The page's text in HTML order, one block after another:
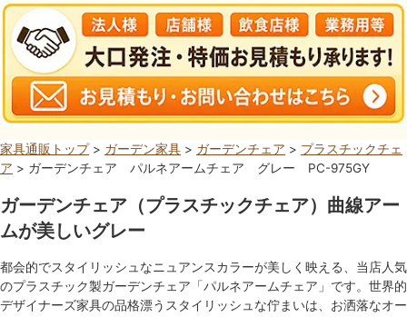
家具通販トップ> ガーデン家具 > ガーデンチェア > プラスチックチェ
ア > ガーデンチェア パルネアームチェア グレー PC-975GY
ガーデンチェア（プラスチックチェア）曲線アー
ムが美しいグレー
都会的でスタイリッシュなニュアンスカラーが美しく映える、当店人気
のプラスチック製ガーデンチェア「パルネアームチェア」です。世界的
デザイナーズ家具の品格漂うスタイリッシュな佇まいは、お洒落なオー